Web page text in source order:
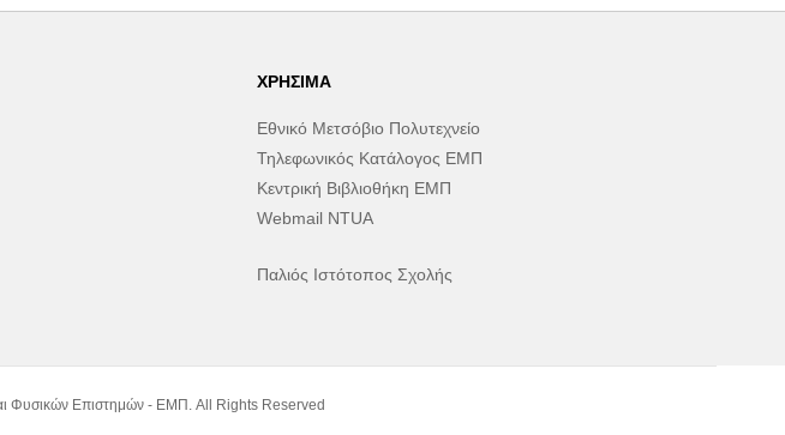
ΧΡΉΣΙΜΑ
Εθνικό Μετσόβιο Πολυτεχνείο
Τηλεφωνικός Κατάλογος ΕΜΠ
Κεντρική Βιβλιοθήκη ΕΜΠ
Webmail NTUA
Παλιός Ιστότοπος Σχολής
Φυσικών Επιστημών - ΕΜΠ. All Rights Reserved